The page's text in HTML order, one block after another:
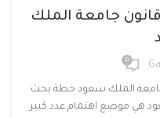
جامعة الملك
0
الملك سعود خطة بحث
هي موضع اهتمام عدد كبير